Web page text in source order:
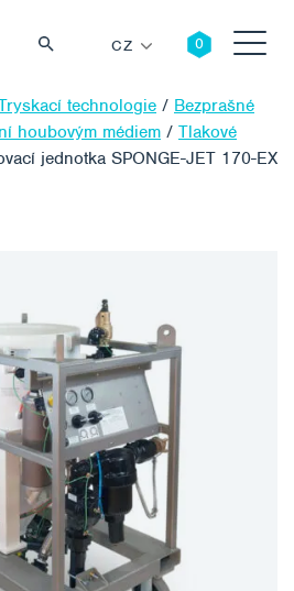
CZ
technologie / Bezprašné
houbovým médiem / Tlakové
jednotka SPONGE-JET 170-EX